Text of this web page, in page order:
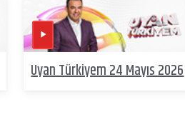
Uyan Türkiyem 24 Mayıs 2026